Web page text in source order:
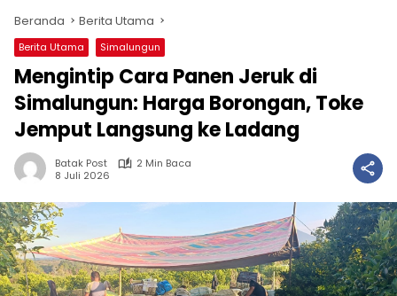
Beranda Berita Utama
Berita Utama Simalungun
Mengintip Cara Panen Jeruk di
Simalungun: Harga Borongan, Toke
Jemput Langsung ke Ladang
Batak Post
2 Min Baca
8 Juli 2026